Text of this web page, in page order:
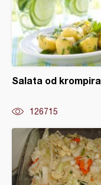
Salata od krompira
126715